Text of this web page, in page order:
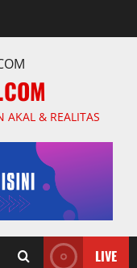
AKAL & REALITAS
LIVE